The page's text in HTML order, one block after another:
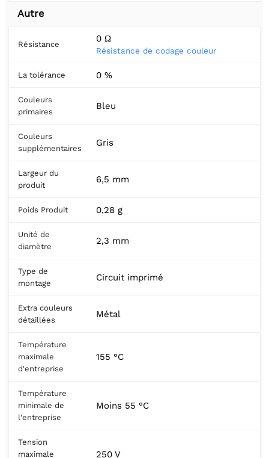
Autre
Résistance
0 Ω
Résistance de codage couleur
La tolérance 0 %
Couleurs
primaires
Bleu
Couleurs
supplémentaires
Gris
Largeur du
produit
6,5 mm
Poids Produit 0,28 g
Unité de
diamètre
2,3 mm
Type de
montage
Circuit imprimé
Extra couleurs
détaillées
Métal
Température
maximale
d'entreprise
155 °C
Température
minimale de
l'entreprise
Moins 55 °C
Tension
maximale
250 V